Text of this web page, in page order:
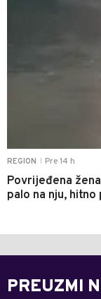
REGION Pre 14 h
Povrijeđena
palo na nju,
PREUZMI